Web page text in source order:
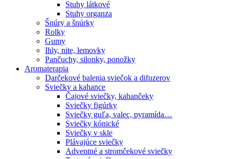
Stuhy látkové
Stuhy organza
Šnúry a šnúrky
Rolky
Gumy
Ihly, nite, lemovky
Pančuchy, silonky, ponožky
Aromaterapia
Darčekové balenia sviečok a difuzerov
Sviečky a kahance
Čajové sviečky, kahančeky
Sviečky figúrky
Sviečky guľa, valec, pyramída…
Sviečky kónické
Sviečky v skle
Plávajúce sviečky
Adventné a stromčekové sviečky